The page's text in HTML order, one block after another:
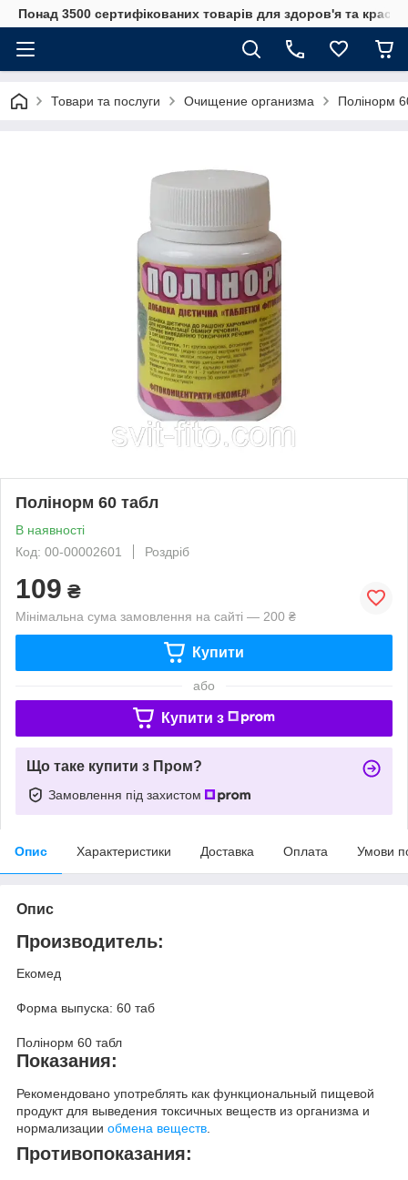
Понад 3500 сертифікованих товарів для здоров'я та краси
Товари та послуги Очищение организма Полінорм
Полінорм 60 табл
В наявності
Код: 00-00002601
Роздріб
109 ₴
Мінімальна сума замовлення на сайті — 200 ₴
Купити
або
Купити з
Що таке купити з Пром?
Замовлення під захистом
Опис Характеристики Доставка Оплата Умови
Опис
Производитель:
Екомед
Форма выпуска: 60 таб
Полінорм 60 табл
Показания:
Рекомендовано употреблять как функциональный пищевой
продукт для выведения токсичных веществ из организма и
нормализации обмена веществ
Противопоказания: